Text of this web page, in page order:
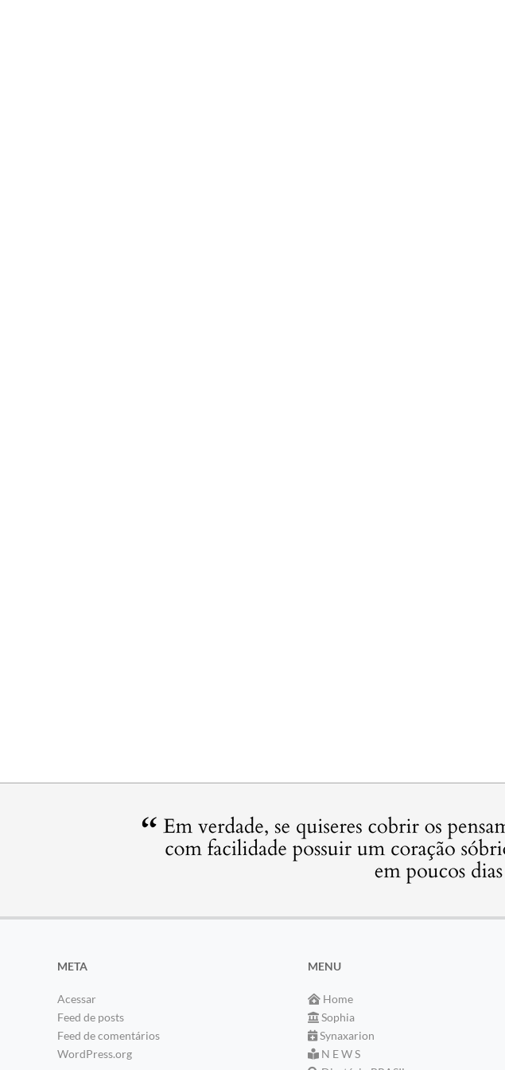
META
Acessar
Feed de posts
Feed de comentários
WordPress.org
MENU
Home
Sophia
Synaxarion
N E W S